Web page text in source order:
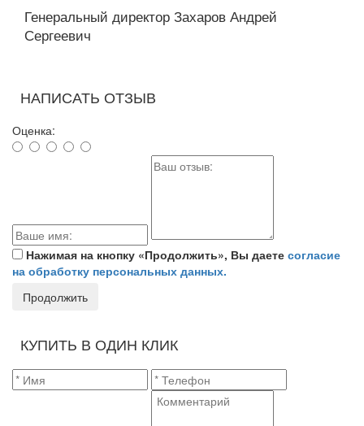
Генеральный директор Захаров Андрей
Сергеевич
НАПИСАТЬ ОТЗЫВ
Оценка:
Нажимая на кнопку «Продолжить», Вы даете согласие
на обработку персональных данных.
Продолжить
КУПИТЬ В ОДИН КЛИК